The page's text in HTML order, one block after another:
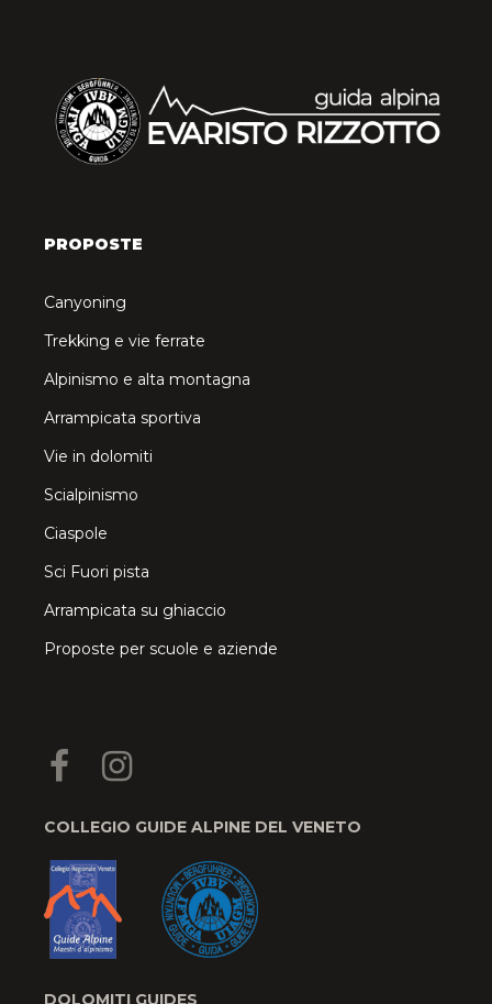
PROPOSTE
Canyoning
Trekking e vie ferrate
Alpinismo e alta montagna
Arrampicata sportiva
Vie in dolomiti
Scialpinismo
Ciaspole
Sci Fuori pista
Arrampicata su ghiaccio
Proposte per scuole e aziende
COLLEGIO GUIDE ALPINE DEL VENETO
DOLOMITI GUIDES